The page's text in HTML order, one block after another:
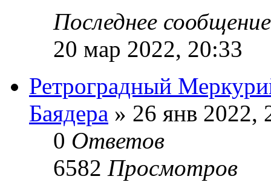
Последнее
20 мар 2022, 20:33
Ретроградный
Баядера » 26 янв 2022,
0 Ответов
6582 Просмотров